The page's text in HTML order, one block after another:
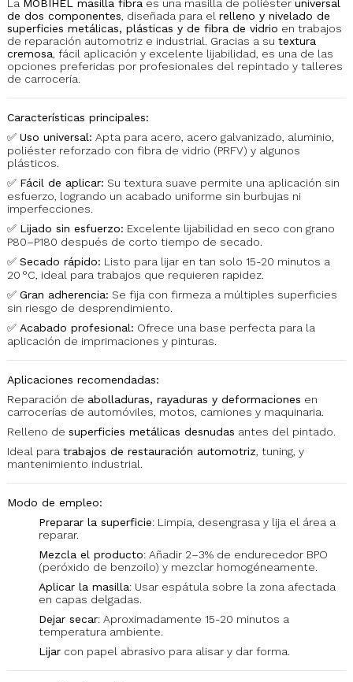
La MOBIHEL masilla fibra es una masilla de poliéster universal
de dos componentes, diseñada para el relleno y nivelado de
superficies metálicas, plásticas y de fibra de vidrio en trabajos
de reparación automotriz e industrial. Gracias a su textura
cremosa, fácil aplicación y excelente lijabilidad, es una de las
opciones preferidas por profesionales del repintado y talleres
de carrocería.
Características principales:
✅ Uso universal: Apta para acero, acero galvanizado, aluminio,
poliéster reforzado con fibra de vidrio (PRFV) y algunos
plásticos.
✅ Fácil de aplicar: Su textura suave permite una aplicación sin
esfuerzo, logrando un acabado uniforme sin burbujas ni
imperfecciones.
✅ Lijado sin esfuerzo: Excelente lijabilidad en seco con grano
P80–P180 después de corto tiempo de secado.
✅ Secado rápido: Listo para lijar en tan solo 15-20 minutos a
20 °C, ideal para trabajos que requieren rapidez.
✅ Gran adherencia: Se fija con firmeza a múltiples superficies
sin riesgo de desprendimiento.
✅ Acabado profesional: Ofrece una base perfecta para la
aplicación de imprimaciones y pinturas.
Aplicaciones recomendadas:
Reparación de abolladuras, rayaduras y deformaciones en
carrocerías de automóviles, motos, camiones y maquinaria.
Relleno de superficies metálicas desnudas antes del pintado.
Ideal para trabajos de restauración automotriz, tuning, y
mantenimiento industrial.
Modo de empleo:
Preparar la superficie: Limpia, desengrasa y lija el área a
reparar.
Mezcla el producto: Añadir 2–3% de endurecedor BPO
(peróxido de benzoilo) y mezclar homogéneamente.
Aplicar la masilla: Usar espátula sobre la zona afectada
en capas delgadas.
Dejar secar: Aproximadamente 15-20 minutos a
temperatura ambiente.
Lijar con papel abrasivo para alisar y dar forma.